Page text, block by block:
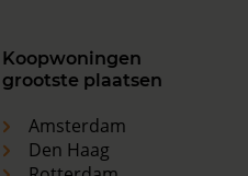
Koopwoningen
grootste plaatsen
Amsterdam
Den Haag